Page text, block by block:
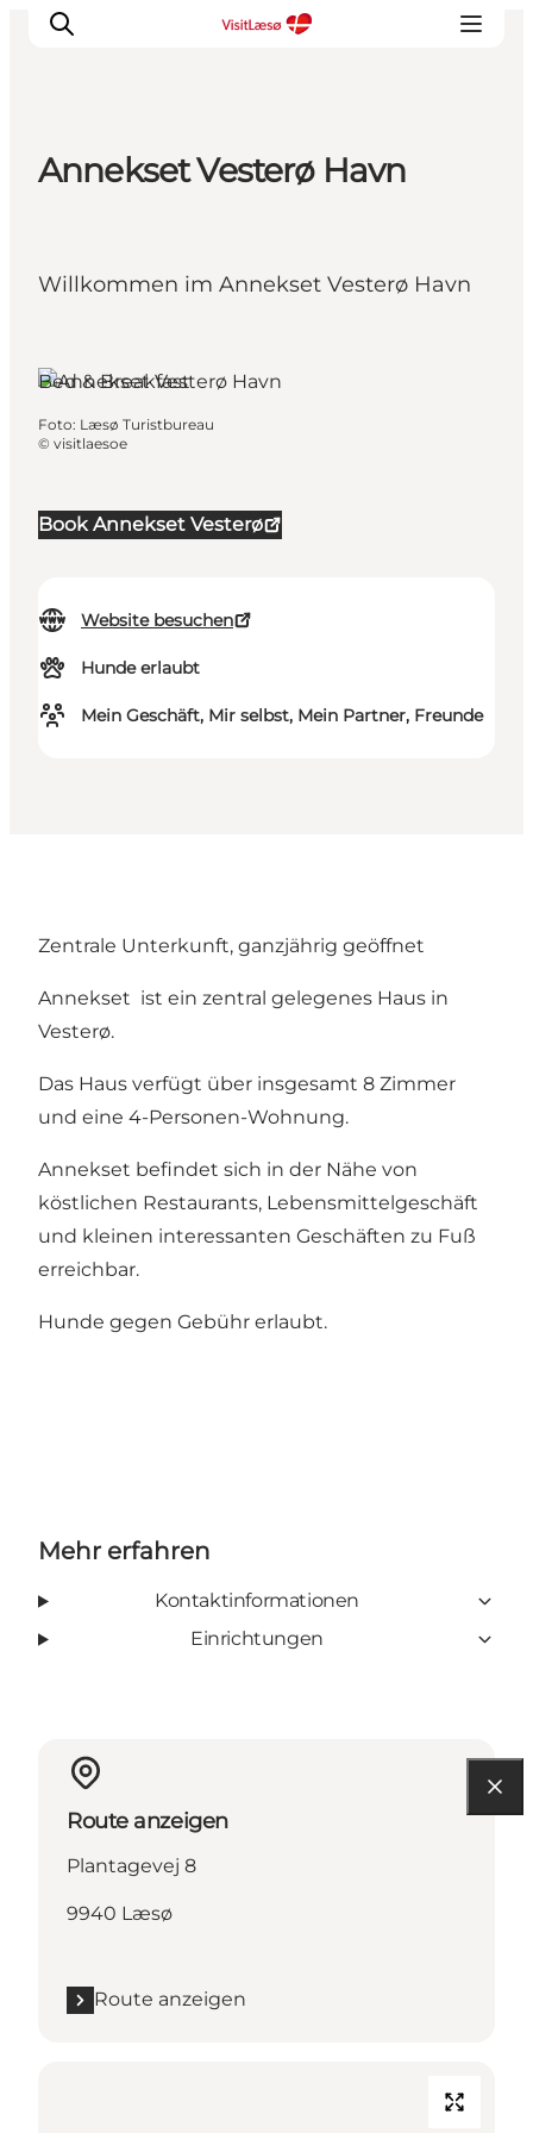
Annekset Vesterø Havn
Willkommen im Annekset Vesterø Havn
Book Annekset Vesterø
Website besuchen
Hunde erlaubt
Mein Geschäft, Mir selbst, Mein Partner, Freunde
Bed & Breakfast
Foto: Læsø Turistbureau
© visitlaesoe
Zentrale Unterkunft, ganzjährig geöffnet
Annekset ist ein zentral gelegenes Haus in
Vesterø.
Das Haus verfügt über insgesamt 8 Zimmer
und eine 4-Personen-Wohnung.
Annekset befindet sich in der Nähe von
köstlichen Restaurants, Lebensmittelgeschäft
und kleinen interessanten Geschäften zu Fuß
erreichbar.
Hunde gegen Gebühr erlaubt.
Mehr erfahren
Kontaktinformationen
Einrichtungen
Route anzeigen
Plantagevej 8
9940 Læsø
Route anzeigen